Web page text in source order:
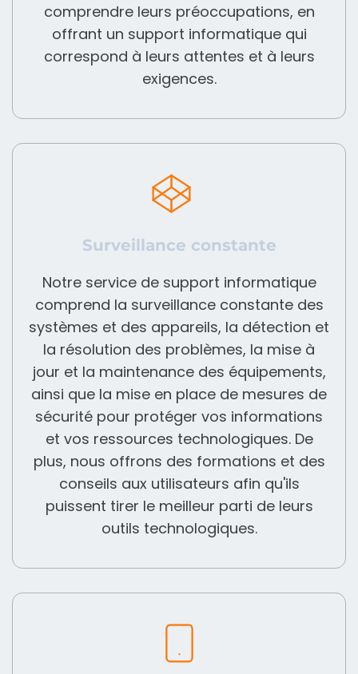
comprendre leurs préoccupations, en
offrant un support informatique qui
correspond à leurs attentes et à leurs
exigences.
Surveillance constante
Notre service de support informatique
comprend la surveillance constante des
systèmes et des appareils, la détection et
la résolution des problèmes, la mise à
jour et la maintenance des équipements,
ainsi que la mise en place de mesures de
sécurité pour protéger vos informations
et vos ressources technologiques. De
plus, nous offrons des formations et des
conseils aux utilisateurs afin qu'ils
puissent tirer le meilleur parti de leurs
outils technologiques.